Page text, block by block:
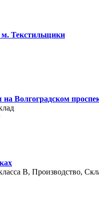
Текстильщики
Волгоградском
B, Производство,